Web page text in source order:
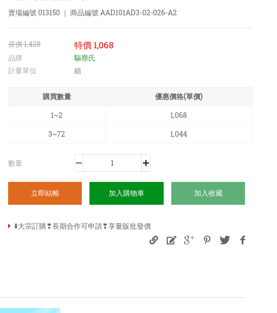
賣場編號013150｜ 商品編號AAD101AD3-02-026-A2
原價1,428 特價 1,068
品牌
驅塵氏
計量單位
組
購買數量
優惠價格(單價)
1~2
1,068
3~72
1,044
數量
立即結帳 加入購物車 加入收藏
⬇️大宗訂購❣長期合作可申請❣享量販批發價